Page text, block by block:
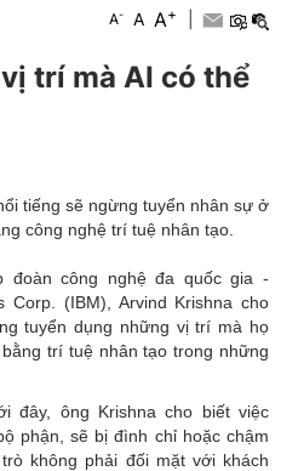
A- A A+
trí mà AI có thể
tiếng sẽ ngừng tuyển nhân sự ở
công nghệ trí tuệ nhân tạo.
đoàn công nghệ đa quốc gia -
Corp. (IBM), Arvind Krishna cho
tuyển dụng những vị trí mà họ
trí tuệ nhân tạo trong những
đây, ông Krishna cho biết việc
phận, sẽ bị đình chỉ hoặc chậm
không phải đối mặt với khách